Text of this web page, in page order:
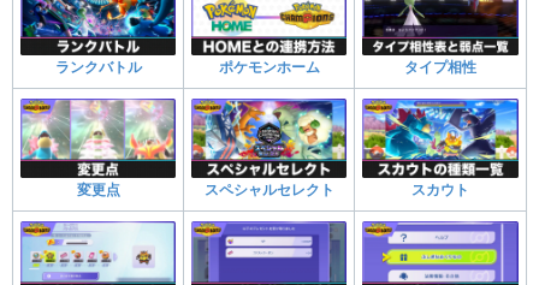
ランクバトル ポケモンホーム タイプ相性
変更点 スペシャルセレクト スカウト